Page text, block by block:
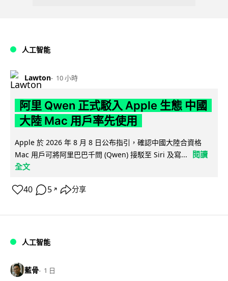
人工智能
Lawton 10 小時
阿里 Qwen 正式駁入 Apple 生態 中國
大陸 Mac 用戶率先使用
Apple 於 2026 年 8 月 8 日公布指引，確認中國大陸合資格
Mac 用戶可將阿里巴巴千問 (Qwen) 接駁至 Siri 及寫...
閱讀
全文
40 5 ↗ 分享
人工智能
藍骨 1 日